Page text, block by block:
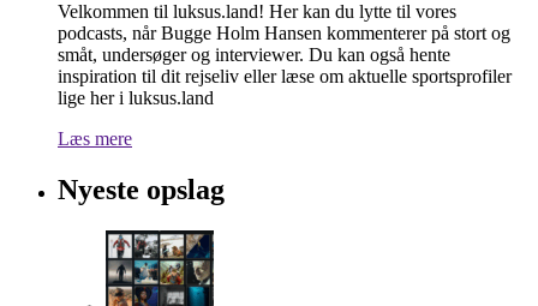
Velkommen til luksus.land! Her kan du lytte til vores
podcasts, når Bugge Holm Hansen kommenterer på stort og
småt, undersøger og interviewer. Du kan også hente
inspiration til dit rejseliv eller læse om aktuelle sportsprofiler
lige her i luksus.land
Læs mere
Nyeste opslag